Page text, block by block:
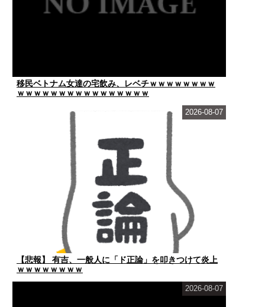
移民ベトナム女達の宅飲み、レベチｗｗｗｗｗｗｗｗ
ｗｗｗｗｗｗｗｗｗｗｗｗｗｗｗｗ
【悲報】 有吉、一般人に「ド正論」を叩きつけて炎上
ｗｗｗｗｗｗｗｗ
2026-08-07
2026-08-07